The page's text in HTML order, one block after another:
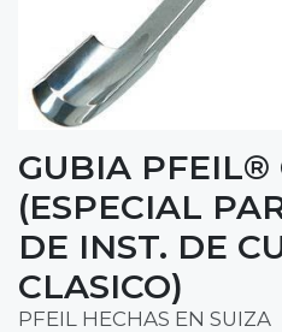
GUBIA PFEIL®
(ESPECIAL
DE INST. DE
CLASICO)
PFEIL HECHAS EN SUIZA